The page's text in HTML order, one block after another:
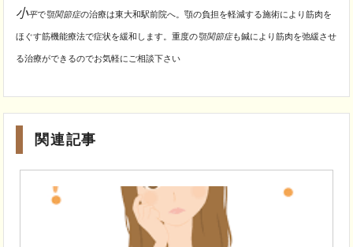
小平で顎関節症の治療は東大和駅前院へ。顎の負担を軽減する施術により筋肉を
ほぐす筋機能療法で症状を緩和します。重度の顎関節症も鍼により筋肉を弛緩させ
る治療ができるのでお気軽にご相談下さい
関連記事